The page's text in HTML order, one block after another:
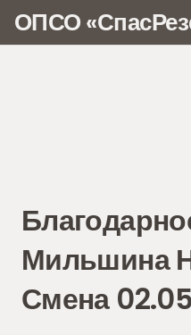
ОПСО
Мильшина
Смена